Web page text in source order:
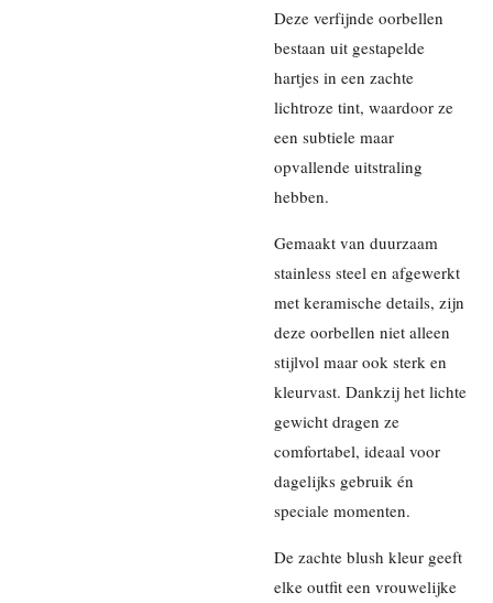
Deze verfijnde oorbellen
bestaan uit gestapelde
hartjes in een zachte
lichtroze tint, waardoor ze
een subtiele maar
opvallende uitstraling
hebben.
Gemaakt van duurzaam
stainless steel en afgewerkt
met keramische details, zijn
deze oorbellen niet alleen
stijlvol maar ook sterk en
kleurvast. Dankzij het lichte
gewicht dragen ze
comfortabel, ideaal voor
dagelijks gebruik én
speciale momenten.
De zachte blush kleur geeft
elke outfit een vrouwelijke